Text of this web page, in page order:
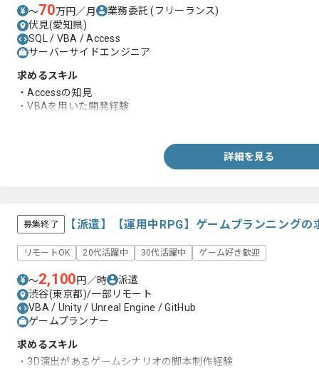
〜70万円／月 業務委託(フリーランス)
伏見(愛知県)
SQL / VBA / Access
サーバーサイドエンジニア
求めるスキル
・Accessの知見
・VBAを用いた開発経験
詳細を見る
募集終了 【派遣】【運用中RPG】ゲームプランニングの
リモートOK 20代活躍中 30代活躍中 ゲーム好き歓迎
〜2,100円／時
派遣
渋谷(東京都)/一部リモート
VBA / Unity / Unreal Engine / GitHub
ゲームプランナー
求めるスキル
・3D演出があるゲームシナリオの脚本制作経験